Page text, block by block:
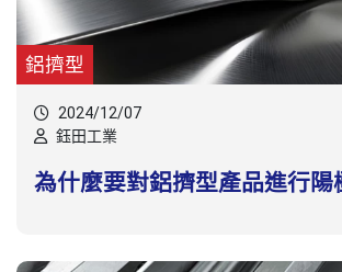
鋁擠型
2024/12/07
鈺田工業
為什麼要對鋁擠型產品進行陽